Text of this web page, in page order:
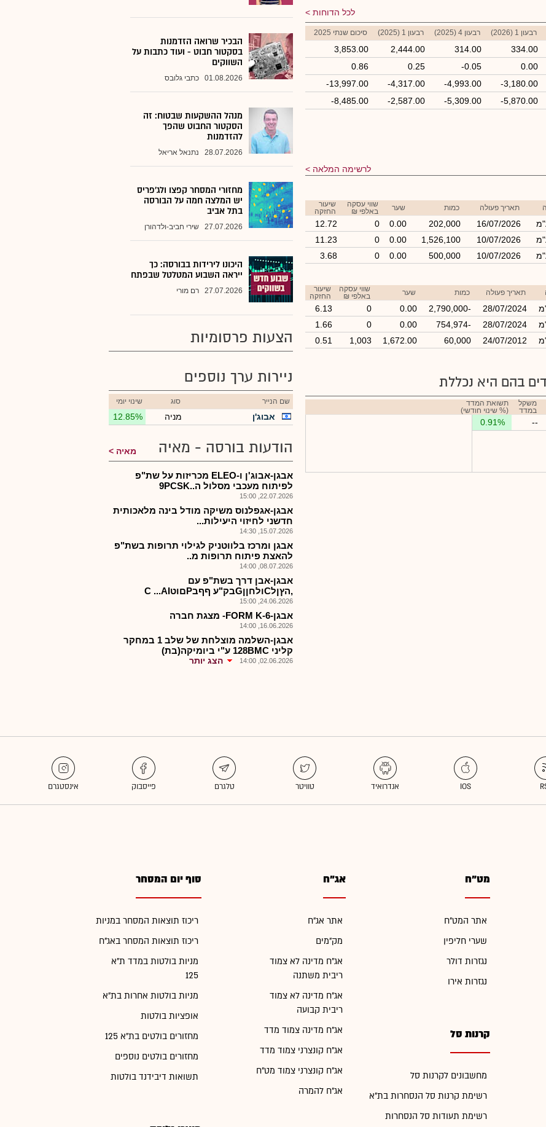
לכל הדוחות
רבעון 1 (2026) רבעון 4 (2025) רבעון 1 (2025) סיכום שנתי 2025
334.00
314.00
2,444.00
3,853.00
0.00
-0.05
0.25
0.86
-3,180.00
-4,993.00
-4,317.00
-13,997.00
-5,870.00
-5,309.00
-2,587.00
-8,485.00
לרשימה המלאה
תאריך פעולה כמות שער
שווי עסקה
באלפי ₪
שיעור
החזקה
16/07/2026
202,000
0.00
0
12.72
10/07/2026
1,526,100
0.00
0
11.23
10/07/2026
500,000
0.00
0
3.68
תאריך פעולה כמות שער
שווי עסקה
באלפי ₪
שיעור
החזקה
28/07/2024
-2,790,000
0.00
0
6.13
28/07/2024
-754,974
0.00
0
1.66
24/07/2012
60,000
1,672.00
1,003
0.51
בהם היא נכללת
משקל
במדד
תשואת המדד
(% שינוי חודשי)
--
0.91%
הבכיר שרואה הזדמנות
בסקטור חבוט - ועוד כתבות על
השווקים
01.08.2026 כתבי גלובס
מנהל ההשקעות שבטוח: זה
הסקטור החבוט שהפך
להזדמנות
28.07.2026 נתנאל אריאל
מחזורי המסחר קפצו ולג'פריס
יש המלצה חמה על הבורסה
בתל אביב
27.07.2026 שירי חביב-ולדהורן
היכונו לירידות בבורסה: כך
ייראה השבוע המטלטל שבפתח
27.07.2026 רם מורי
הצעות פרסומיות
ניירות ערך נוספים
שם הנייר סוג שינוי יומי
אבוג'ן מניה 12.85%
הודעות בורסה - מאיה מאיה
אבגן-אבוג'ן ו-ELEO מכריזות על שת"פ
לפיתוח מעכבי מסלול ה..9PCSK
22.07.2026, 15:00
אבגן-אגפלנוס משיקה מודל בינה מלאכותית
חדשני לחיזוי היעילות...
15.07.2026, 14:30
אבגן ומרכז בלווטניק לגילוי תרופות בשת"פ
להאצת פיתוח תרופות מ..
08.07.2026, 14:00
אבגן-אבן דרך בשת"פ עם
,הץןלCולחןןGבק"ע ףףבPםוטC ...AI
24.06.2026, 15:00
אבגן-FORM K-6- מצגת חברה
16.06.2026, 14:00
אבגן-השלמה מוצלחת של שלב 1 במחקר
קליני 128BMC ע"י ביומיקה(בת)
02.06.2026, 14:00 הצג יותר
מט"ח
אתר המט"ח
שערי חליפין
נגזרות דולר
נגזרות אירו
קרנות סל
מחשבונים לקרנות סל
רשימת קרנות סל הנסחרות בת"א
רשימת תעודות סל הנסחרות
אג"ח
אתר אג"ח
מק"מים
אג"ח מדינה לא צמוד
ריבית משתנה
אג"ח מדינה לא צמוד
ריבית קבועה
אג"ח מדינה צמוד מדד
אג"ח קונצרני צמוד מדד
אג"ח קונצרני צמוד מט"ח
אג"ח להמרה
סוף יום המסחר
ריכוז תוצאות המסחר במניות
ריכוז תוצאות המסחר באג"ח
מניות בולטות במדד ת"א
125
מניות בולטות אחרות בת"א
אופציות בולטות
מחזורים בולטים בת"א 125
מחזורים בולטים נוספים
תשואות דיבידנד בולטות